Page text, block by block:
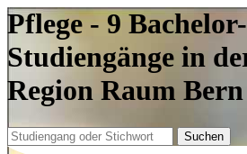
Pflege - 9 Bachelor-
Studiengänge in
Region Raum Bern
Suchen